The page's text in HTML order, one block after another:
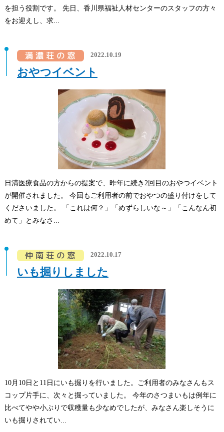
を担う役割です。 先日、香川県福祉人材センターのスタッフの方々
をお迎えし、求...
2022.10.19
おやつイベント
日清医療食品の方からの提案で、昨年に続き2回目のおやつイベント
が開催されました。 今回もご利用者の前でおやつの盛り付けをして
くださいました。 「これは何？」「めずらしいな～」「こんなん初
めて」とみなさ...
2022.10.17
いも掘りしました
10月10日と11日にいも掘りを行いました。ご利用者のみなさんもス
コップ片手に、次々と掘っていました。 今年のさつまいもは例年に
比べてやや小ぶりで収穫量も少なめでしたが、みなさん楽しそうに
いも掘りされてい...